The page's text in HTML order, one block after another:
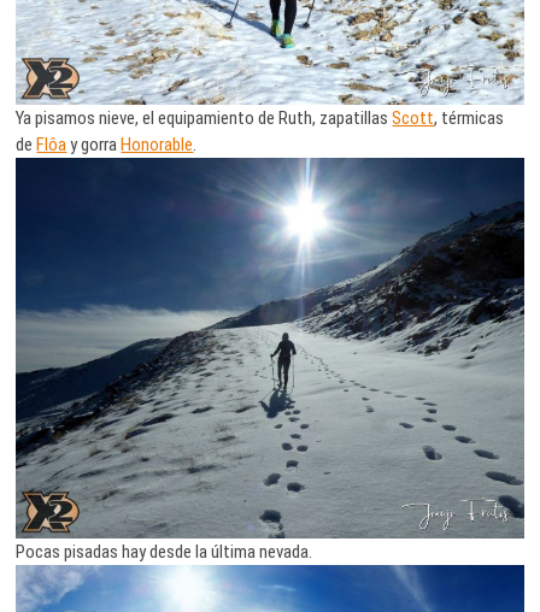
Ya pisamos nieve, el equipamiento de Ruth, zapatillasScott, térmicas
deFlôay gorraHonorable.
Pocas pisadas hay desde la última nevada.